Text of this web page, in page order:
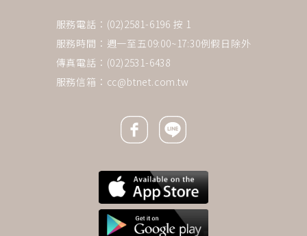
服務電話：(02)2581-6196 按 1
服務時間：週一至五09:00~17:30例假日除外
傳真電話：(02)2531-6438
服務信箱： cc@btnet.com.tw
Facebook icon
Line icon